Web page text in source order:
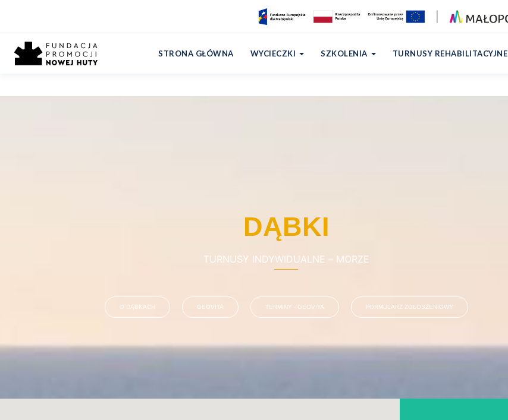
STRONA GŁÓWNA WYCIECZKI SZKOLENIA TURNUSY REHABILITACYJNE
Strona główna
DĄBKI
TURNUSY INDYWIDUALNE – MORZE
O DĄBKACH GEOVITA TERMINY - GEOVITA FORMULARZ ZGŁOSZENIOWY